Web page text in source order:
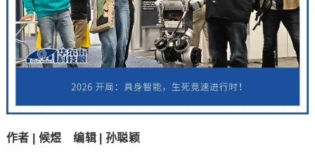
作者 | 候煜编辑 | 孙聪颖